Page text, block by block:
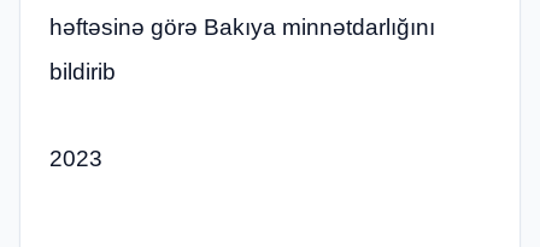
həftəsinə görə Bakıya minnətdarlığını
bildirib
2023